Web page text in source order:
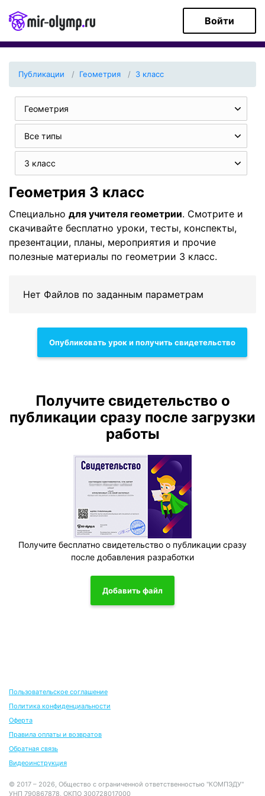
Войти
Публикации Геометрия 3 класс
Геометрия
Все типы
3 класс
Геометрия 3 класс
Специально для учителя геометрии. Смотрите и
скачивайте бесплатно уроки, тесты, конспекты,
презентации, планы, мероприятия и прочие
полезные материалы по геометрии 3 класс.
Нет Файлов по заданным параметрам
Опубликовать урок и получить свидетельство
Получите свидетельство о
публикации сразу после загрузки
работы
Получите бесплатно свидетельство о публикации сразу
после добавления разработки
Добавить файл
Пользовательское соглашение
Политика конфиденциальности
Оферта
Правила оплаты и возвратов
Обратная связь
Видеоинструкция
© 2017 – 2026, Общество с ограниченной ответственностью "КОМПЭДУ"
УНП 790867878, ОКПО 300728017000